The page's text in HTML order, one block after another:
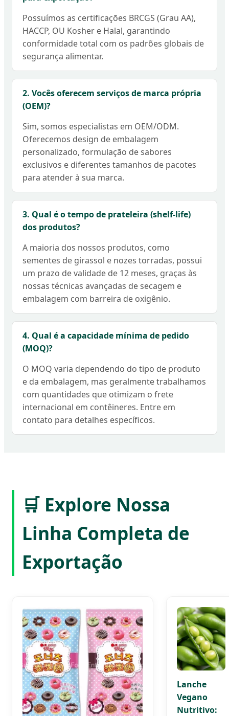
Possuímos as certificações BRCGS (Grau AA),
HACCP, OU Kosher e Halal, garantindo
conformidade total com os padrões globais de
segurança alimentar.
2. Vocês oferecem serviços de marca própria
(OEM)?
Sim, somos especialistas em OEM/ODM.
Oferecemos design de embalagem
personalizado, formulação de sabores
exclusivos e diferentes tamanhos de pacotes
para atender à sua marca.
3. Qual é o tempo de prateleira (shelf-life)
dos produtos?
A maioria dos nossos produtos, como
sementes de girassol e nozes torradas, possui
um prazo de validade de 12 meses, graças às
nossas técnicas avançadas de secagem e
embalagem com barreira de oxigênio.
4. Qual é a capacidade mínima de pedido
(MOQ)?
O MOQ varia dependendo do tipo de produto
e da embalagem, mas geralmente trabalhamos
com quantidades que otimizam o frete
internacional em contêineres. Entre em
contato para detalhes específicos.
🛒 Explore Nossa
Linha Completa de
Exportação
Lanche
Vegano
Nutritivo: